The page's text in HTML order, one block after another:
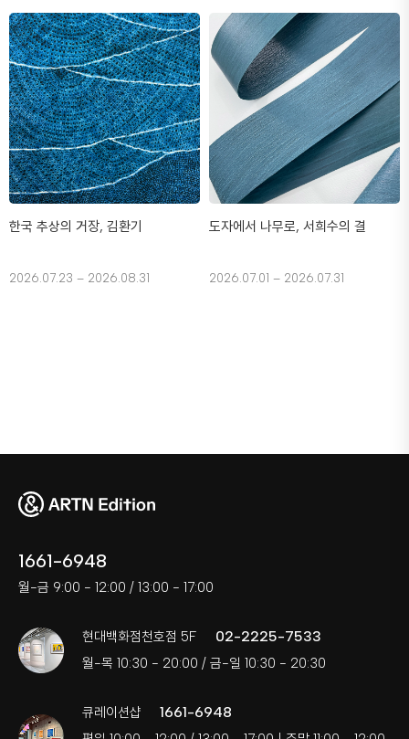
한국 추상의 거장, 김환기
2026.07.23 – 2026.08.31
도자에서 나무로, 서희수의 결
2026.07.01 – 2026.07.31
1661-6948
월-금 9:00 - 12:00 / 13:00 - 17:00
현대백화점천호점 5F 02-2225-7533
월-목 10:30 - 20:00 / 금-일 10:30 - 20:30
큐레이션샵 1661-6948